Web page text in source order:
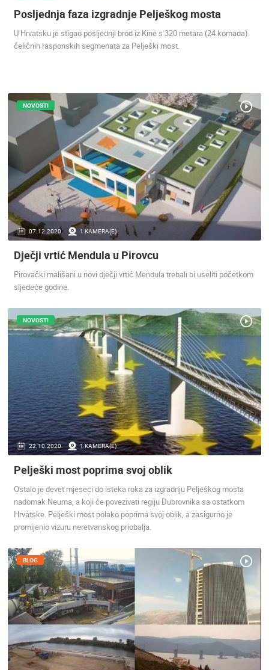
ENGLISH
NAJNOVIJE KAMERE
UŽIVO 0 GLEDATELJ(A)
KATEGORIJE KAMERA
NAJBOLJE S WEBA GRADOVI I MJESTA
HD - OKRETNE KAMERE GRADILIŠTA SKIJANJE I SNIJEG
MARINE I LUČICE
DOGAĐANJA I ZANIMLJIVOSTI TRANSPORT I PROMET
ZNAMENITOSTI SVJETSKA BAŠTINA SPORT
Posljednja faza izgradnje Pelješkog mosta
U Hrvatsku je stigao posljednji brod iz Kine s 320 metara (24 komada)
čeličnih rasponskih segmenata za Pelješki most.
07.12.2020. 1 KAMERA(E)
NOVOSTI
Dječji vrtić Mendula u Pirovcu
Pirovački mališani u novi dječji vrtić Mendula trebali bi useliti početkom
sljedeće godine.
22.10.2020. 1 KAMERA(E)
NOVOSTI
Pelješki most poprima svoj oblik
Ostalo je devet mjeseci do isteka roka za izgradnju Pelješkog mosta
nadomak Neuma, a koji će povezivati regiju Dubrovnika sa ostatkom
Hrvatske. Pelješki most polako poprima svoj oblik, a zasigurno je
promijenio vizuru neretvanskog priobalja.
BLOG